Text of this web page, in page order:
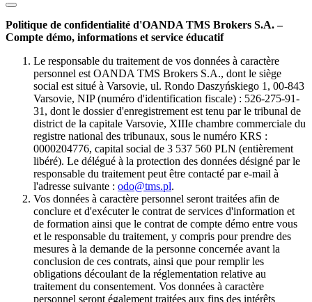
Politique de confidentialité d'OANDA TMS Brokers S.A. –
Compte démo, informations et service éducatif
Le responsable du traitement de vos données à caractère
personnel est OANDA TMS Brokers S.A., dont le siège
social est situé à Varsovie, ul. Rondo Daszyńskiego 1, 00-843
Varsovie, NIP (numéro d'identification fiscale) : 526-275-91-
31, dont le dossier d'enregistrement est tenu par le tribunal de
district de la capitale Varsovie, XIIIe chambre commerciale du
registre national des tribunaux, sous le numéro KRS :
0000204776, capital social de 3 537 560 PLN (entièrement
libéré). Le délégué à la protection des données désigné par le
responsable du traitement peut être contacté par e-mail à
l'adresse suivante : odo@tms.pl.
Vos données à caractère personnel seront traitées afin de
conclure et d'exécuter le contrat de services d'information et
de formation ainsi que le contrat de compte démo entre vous
et le responsable du traitement, y compris pour prendre des
mesures à la demande de la personne concernée avant la
conclusion de ces contrats, ainsi que pour remplir les
obligations découlant de la réglementation relative au
traitement du consentement. Vos données à caractère
personnel seront également traitées aux fins des intérêts